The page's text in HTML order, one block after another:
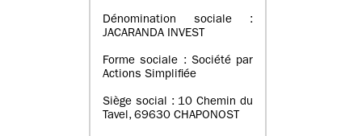
Dénomination sociale :
JACARANDA INVEST
Forme sociale : Société par
Actions Simplifiée
Siège social : 10 Chemin du
Tavel, 69630 CHAPONOST